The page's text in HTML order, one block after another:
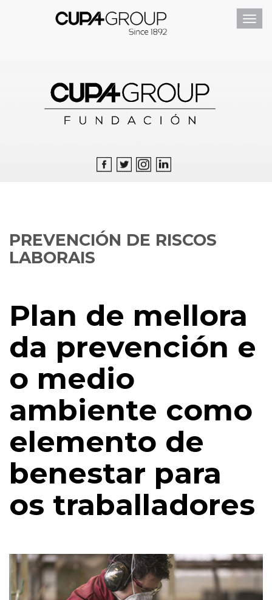
PREVENCIÓN DE RISCOS
LABORAIS
Plan de mellora
da prevención e
o medio
ambiente como
elemento de
benestar para
os traballadores